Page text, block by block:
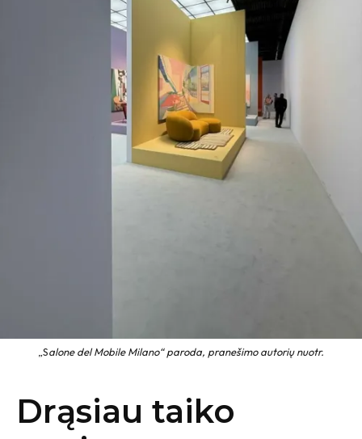
„Salone del Mobile Milano“ paroda, pranešimo autorių nuotr.
Drąsiau taiko